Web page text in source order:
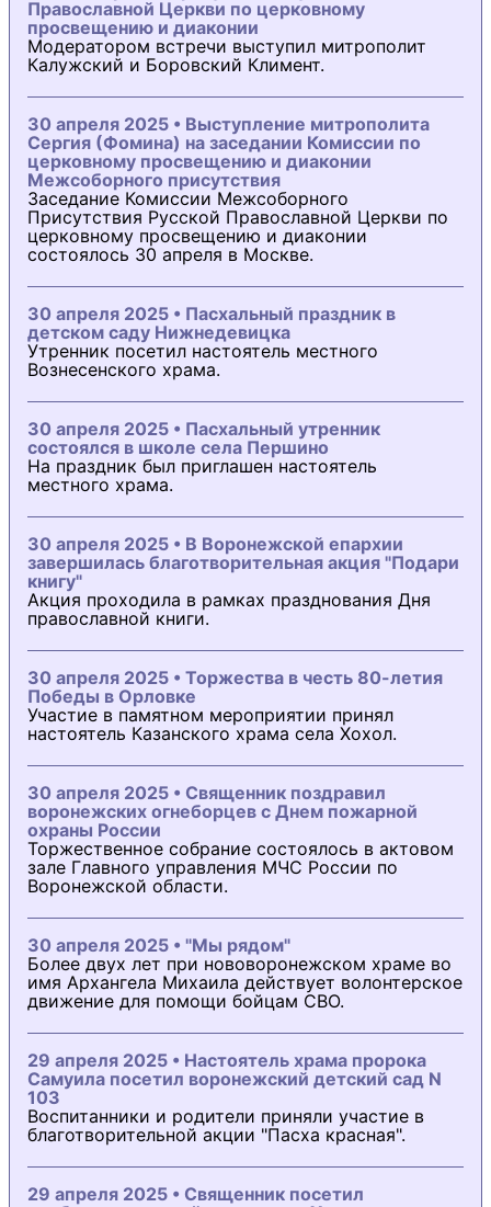
Православной Церкви по церковному
просвещению и диаконии
Модератором встречи выступил митрополит
Калужский и Боровский Климент.
30 апреля 2025 • Выступление митрополита
Сергия (Фомина) на заседании Комиссии по
церковному просвещению и диаконии
Межсоборного присутствия
Заседание Комиссии Межсоборного
Присутствия Русской Православной Церкви по
церковному просвещению и диаконии
состоялось 30 апреля в Москве.
30 апреля 2025 • Пасхальный праздник в
детском саду Нижнедевицка
Утренник посетил настоятель местного
Вознесенского храма.
30 апреля 2025 • Пасхальный утренник
состоялся в школе села Першино
На праздник был приглашен настоятель
местного храма.
30 апреля 2025 • В Воронежской епархии
завершилась благотворительная акция "Подари
книгу"
Акция проходила в рамках празднования Дня
православной книги.
30 апреля 2025 • Торжества в честь 80-летия
Победы в Орловке
Участие в памятном мероприятии принял
настоятель Казанского храма села Хохол.
30 апреля 2025 • Священник поздравил
воронежских огнеборцев с Днем пожарной
охраны России
Торжественное собрание состоялось в актовом
зале Главного управления МЧС России по
Воронежской области.
30 апреля 2025 • "Мы рядом"
Более двух лет при нововоронежском храме во
имя Архангела Михаила действует волонтерское
движение для помощи бойцам СВО.
29 апреля 2025 • Настоятель храма пророка
Самуила посетил воронежский детский сад N
103
Воспитанники и родители приняли участие в
благотворительной акции "Пасха красная".
29 апреля 2025 • Священник посетил